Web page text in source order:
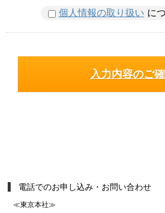
個人情報の取り扱い に
電話でのお申し込み・お問い合わせ
≪東京本社≫